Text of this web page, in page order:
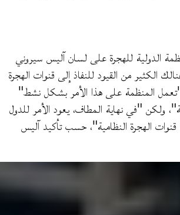
الدولية للهجرة على لسان آليس سيروني
الكثير من القيود للنفاذ إلى قنوات الهجرة
المنظمة على هذا الأمر بشكل نشط"
ولكن "في نهاية المطاف، يعود الأمر للدول
الهجرة النظامية"، حسب تأكيد آليس